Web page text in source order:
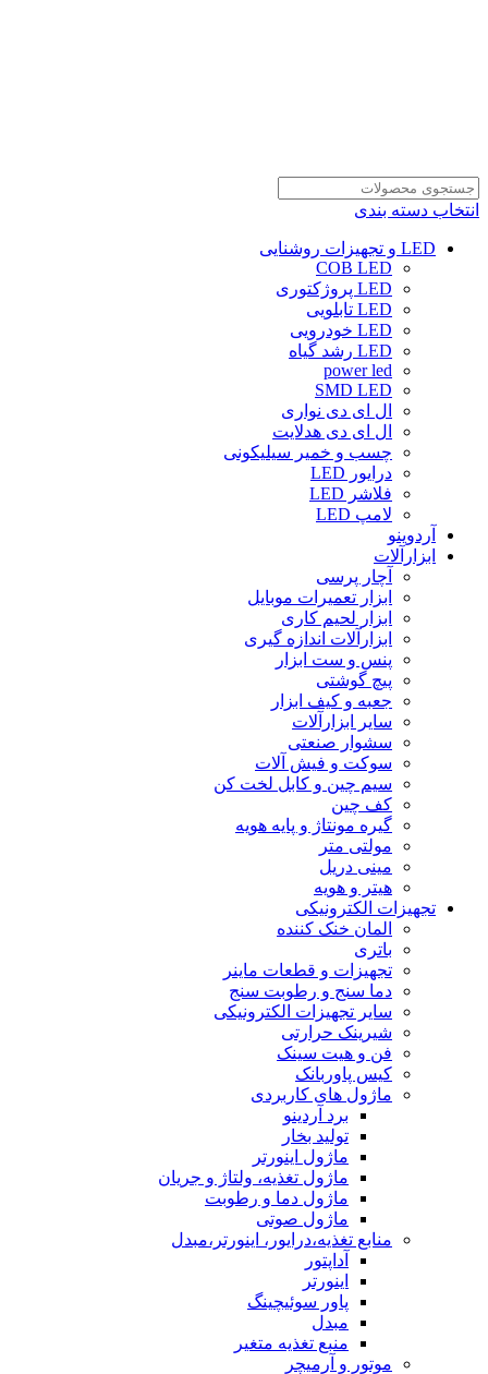
انتخاب دسته بندی
LED و تجهیزات روشنایی
COB LED
LED پروژکتوری
LED تابلویی
LED خودرویی
LED رشد گیاه
power led
SMD LED
ال ای دی نواری
ال ای دی هدلایت
چسب و خمیر سیلیکونی
درایور LED
فلاشر LED
لامپ LED
آردوینو
ابزارآلات
آچار پرسی
ابزار تعمیرات موبایل
ابزار لحیم کاری
ابزارآلات اندازه گیری
پنس و ست ابزار
پیچ گوشتی
جعبه و کیف ابزار
سایر ابزارآلات
سشوار صنعتی
سوکت و فیش آلات
سیم چین و کابل لخت کن
کف چین
گیره مونتاژ و پایه هویه
مولتی متر
مینی دریل
هیتر و هویه
تجهیزات الکترونیکی
المان خنک کننده
باتری
تجهیزات و قطعات ماینر
دما سنج و رطوبت سنج
سایر تجهیزات الکترونیکی
شیرینک حرارتی
فن و هیت سینک
کیس پاوربانک
ماژول های کاربردی
برد آردینو
تولید بخار
ماژول اینورتر
ماژول تغذیه، ولتاژ و جریان
ماژول دما و رطوبت
ماژول صوتی
منابع تغذیه،درایور، اینورتر،مبدل
آداپتور
اینورتر
پاور سوئیچینگ
مبدل
منبع تغذیه متغیر
موتور و آرمیچر